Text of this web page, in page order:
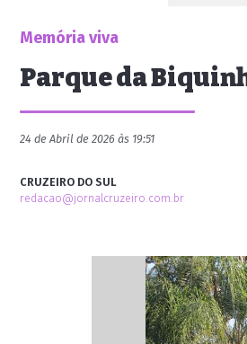
Memória viva
Parque da
24 de Abril de 2026 às 19:51
CRUZEIRO DO SUL
redacao@jornalcruzeiro.com.br